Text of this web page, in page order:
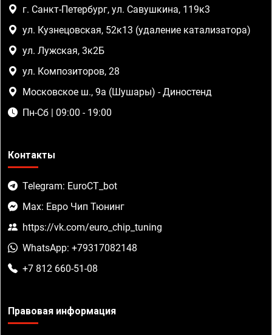
г. Санкт-Петербург, ул. Савушкина, 119к3
ул. Кузнецовская, 52к13 (удаление катализатора)
ул. Лужская, 3к2Б
ул. Композиторов, 28
Московское ш., 9а (Шушары) - Диностенд
Пн-Сб | 09:00 - 19:00
Контакты
Telegram: EuroCT_bot
Max: Евро Чип Тюнинг
https://vk.com/euro_chip_tuning
WhatsApp: +79317082148
+7 812 660-51-08
Правовая информация